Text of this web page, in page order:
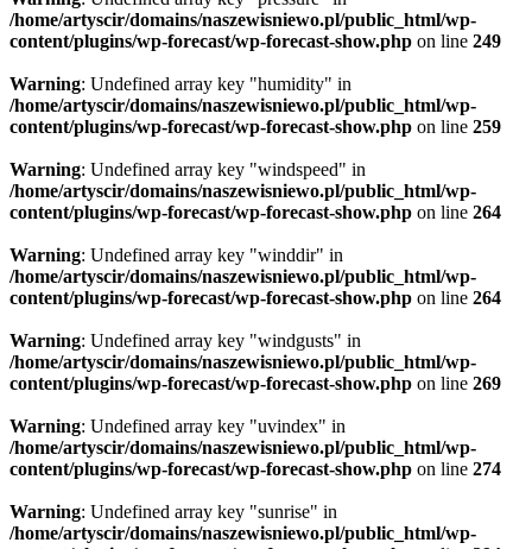
/home/artyscir/domains/naszewisniewo.pl/public_html/wp-
content/plugins/wp-forecast/wp-forecast-show.php on line 249
Warning: Undefined array key "humidity" in
/home/artyscir/domains/naszewisniewo.pl/public_html/wp-
content/plugins/wp-forecast/wp-forecast-show.php on line 259
Warning: Undefined array key "windspeed" in
/home/artyscir/domains/naszewisniewo.pl/public_html/wp-
content/plugins/wp-forecast/wp-forecast-show.php on line 264
Warning: Undefined array key "winddir" in
/home/artyscir/domains/naszewisniewo.pl/public_html/wp-
content/plugins/wp-forecast/wp-forecast-show.php on line 264
Warning: Undefined array key "windgusts" in
/home/artyscir/domains/naszewisniewo.pl/public_html/wp-
content/plugins/wp-forecast/wp-forecast-show.php on line 269
Warning: Undefined array key "uvindex" in
/home/artyscir/domains/naszewisniewo.pl/public_html/wp-
content/plugins/wp-forecast/wp-forecast-show.php on line 274
Warning: Undefined array key "sunrise" in
/home/artyscir/domains/naszewisniewo.pl/public_html/wp-